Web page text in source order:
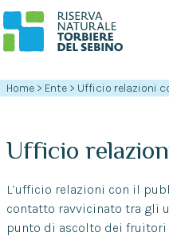
Home > Ente > Ufficio relazioni
Ufficio
L’ufficio relazioni con il
contatto ravvicinato tra gli
punto di ascolto dei fruitori